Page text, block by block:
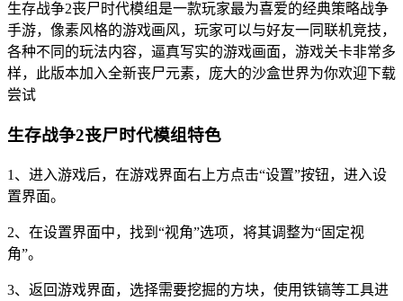
生存战争2丧尸时代模组是一款玩家最为喜爱的经典策略战争
手游，像素风格的游戏画风，玩家可以与好友一同联机竞技，
各种不同的玩法内容，逼真写实的游戏画面，游戏关卡非常多
样，此版本加入全新丧尸元素，庞大的沙盒世界为你欢迎下载
尝试
生存战争2丧尸时代模组特色
1、进入游戏后，在游戏界面右上方点击“设置”按钮，进入设
置界面。
2、在设置界面中，找到“视角”选项，将其调整为“固定视
角”。
3、返回游戏界面，选择需要挖掘的方块，使用铁镐等工具进